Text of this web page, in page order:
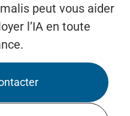
peut vous aider
l’IA en toute